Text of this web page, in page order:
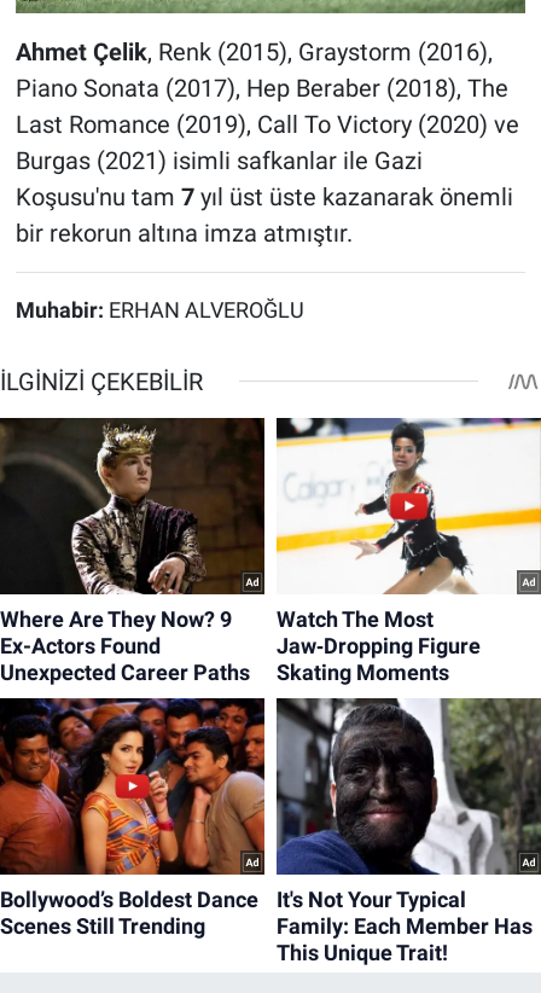
Ahmet Çelik, Renk (2015), Graystorm (2016),
Piano Sonata (2017), Hep Beraber (2018), The
Last Romance (2019), Call To Victory (2020) ve
Burgas (2021) isimli safkanlar ile Gazi
Koşusu'nu tam 7yıl üst üste kazanarak önemli
bir rekorun altına imza atmıştır.
Muhabir: ERHAN ALVEROĞLU